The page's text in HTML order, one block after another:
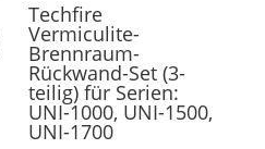
Techfire
Vermiculite-
Brennraum-
Rückwand-Set (3-
teilig) für Serien:
UNI-1000, UNI-1500,
UNI-1700